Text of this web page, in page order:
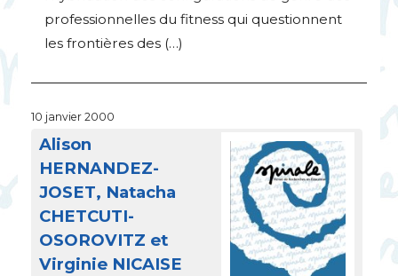
professionnelles du fitness qui questionnent
les frontières des (…)
10 janvier 2000
Alison
HERNANDEZ-
JOSET, Natacha
CHETCUTI-
OSOROVITZ et
Virginie NICAISE